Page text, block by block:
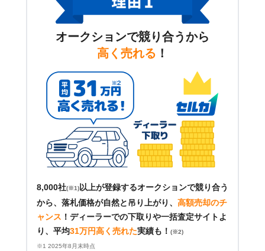
オークションで競り合うから
高く売れる ！
8,000社(※1) 以上が登録するオークションで競り合う
から、落札価格が自然と吊り上がり、 高額売却のチ
ャンス ！ ディーラーでの下取りや一括査定サイトよ
り、平均31万円高く売れた実績も！ (※2)
※1 2025年8月末時点